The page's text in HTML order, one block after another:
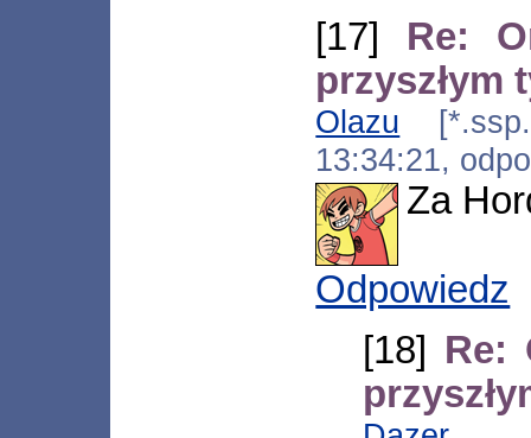
[17] Re:
przyszłym
Olazu
13:34:21,
Za
Odpowiedz
[18] Re: